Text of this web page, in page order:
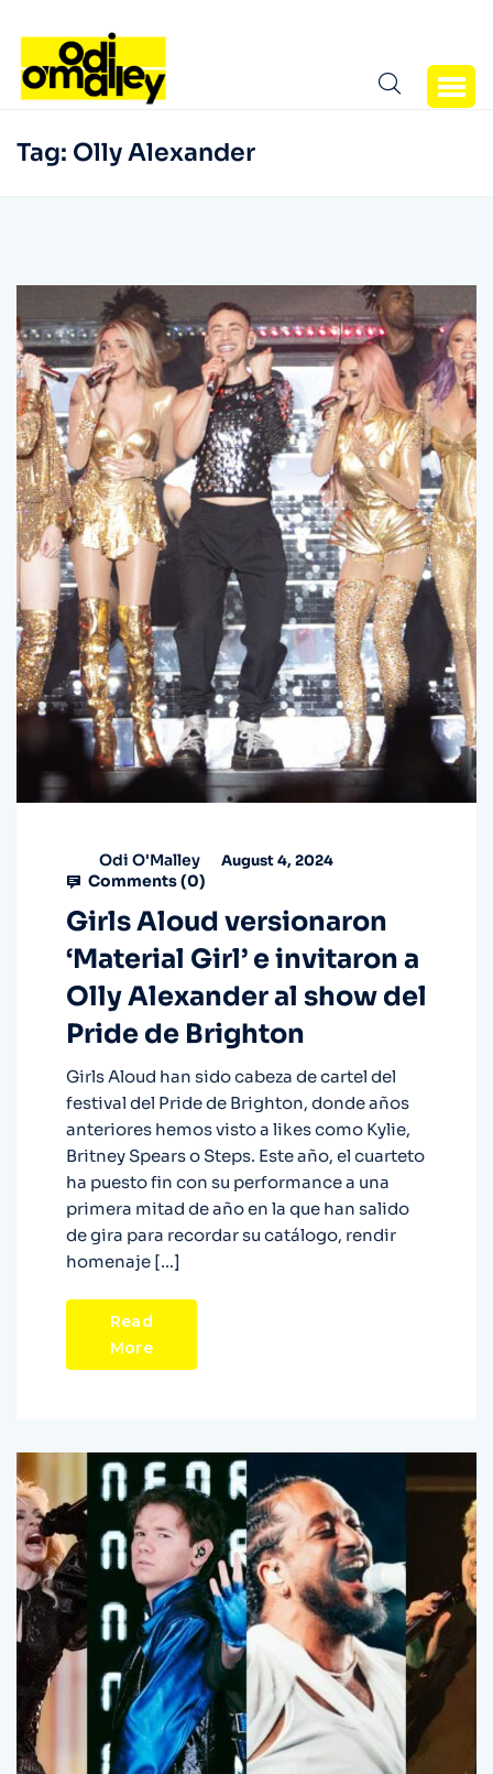
Tag: Olly Alexander
Odi O'Malley August 4, 2024
Comments (0)
Girls Aloud versionaron
‘Material Girl’ e invitaron a
Olly Alexander al show del
Pride de Brighton
Girls Aloud han sido cabeza de cartel del
festival del Pride de Brighton, donde años
anteriores hemos visto a likes como Kylie,
Britney Spears o Steps. Este año, el cuarteto
ha puesto fin con su performance a una
primera mitad de año en la que han salido
de gira para recordar su catálogo, rendir
homenaje […]
Read
More